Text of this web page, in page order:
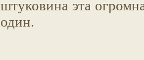
штуковина эта
один.